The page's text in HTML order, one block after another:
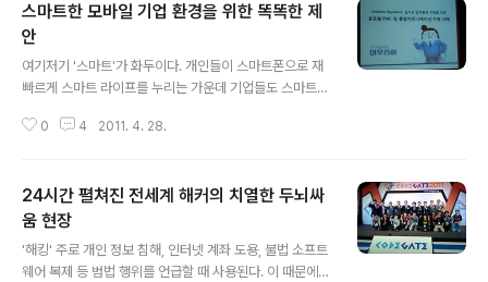
스마트한 모바일 기업 환경을 위한 똑똑한 제
안
여기저기 '스마트'가 화두이다. 개인들이 스마트폰으로 재
빠르게 스마트 라이프를 누리는 가운데 기업들도 스마트
스코, 대우건설 등은 현장 중심의 스마트 엔터프라이즈로
4월 19일에 있었다. 한국생산성본부와 전자신문사가 주최
한 '스마트 모바일 엔터프라이즈 2011'이 그것. 통신, 단말
기, 보안, 모바일 등 각 분야 기업이 참여해 다각적인 방안
을 짚어보는 자리였다. 통신사 입장에서는 많은 기업과 개
0 4 2011. 4. 28.
24시간 펼쳐진 전세계 해커의 치열한 두뇌싸
움 현장
'해킹' 주로 개인 정보 침해, 인터넷 계좌 도용, 불법 소프트
웨어 복제 등 범법 행위를 언급할 때 사용된다. 이 때문에